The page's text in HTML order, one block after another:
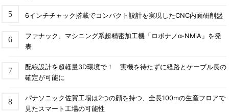
6インチチャック搭載でコンパクト設計を実現したCNC内面研削盤
ファナック、マシニング系超精密加工機「ロボナノα-NMiA」を発
表
配線設計を超軽量3D環境で！ 実機を待たずに経路とケーブル長の
確定が可能に
パナソニック佐賀工場は2つの顔を持つ、全長100mの生産フロアで
見たスマート工場の可能性